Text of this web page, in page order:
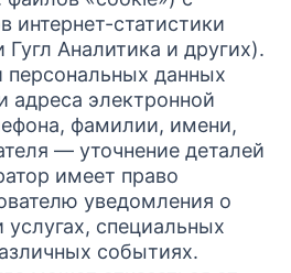
статистики
Аналитика и других).
данных
адреса электронной
фамилии, имени,
— уточнение деталей
имеет право
уведомления о
специальных
событиях.